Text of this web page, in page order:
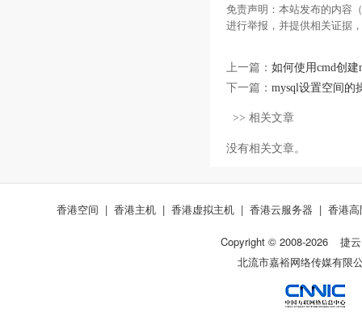
免责声明：本站发布的内容
进行举报，并提供相关证据
上一篇： 如何使用cmd创建
下一篇： mysql设置空间的
>> 相关文章
没有相关文章。
香港空间 | 香港主机 | 香港虚拟主机 | 香港云服务器 | 香港
Copyright © 2008-2026
捷云
北流市嘉裕网络传媒有限